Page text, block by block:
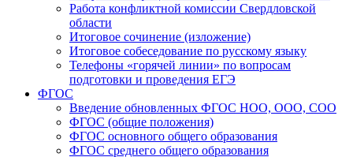
Работа конфликтной комиссии Свердловской
области
Итоговое сочинение (изложение)
Итоговое собеседование по русскому языку
Телефоны «горячей линии» по вопросам
подготовки и проведения ЕГЭ
ФГОС
Введение обновленных ФГОС НОО, ООО, СОО
ФГОС (общие положения)
ФГОС основного общего образования
ФГОС среднего общего образования